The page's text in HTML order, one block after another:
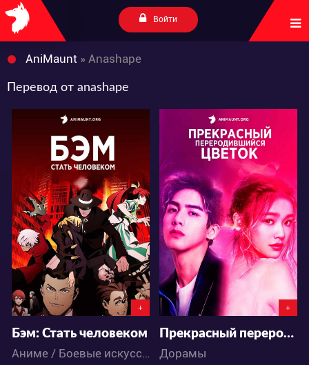
Войти
AniMaunt » Anashape
Перевод от anashape
5888
1 8
+
Бэм: Стать человеком
Аниме / Боевые искусства / Паранормальное
21985
1 7
+
Прекрасный переродившийся цветок
Дорамы